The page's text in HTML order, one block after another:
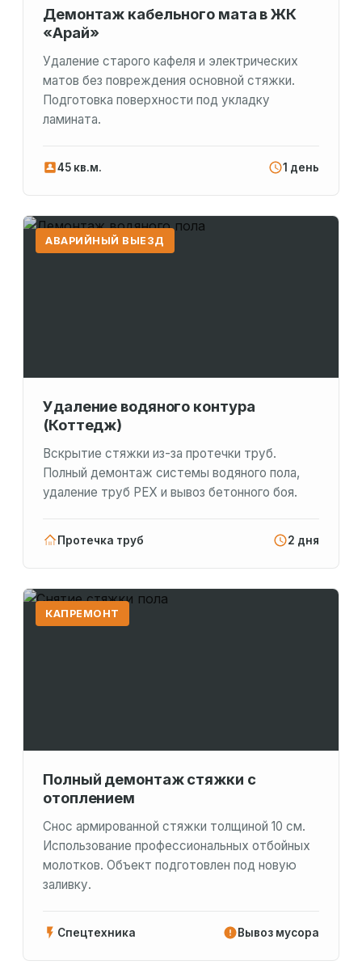
Демонтаж кабельного мата в ЖК
«Арай»
Удаление старого кафеля и электрических
матов без повреждения основной стяжки.
Подготовка поверхности под укладку
ламината.
45 кв.м. 1 день
АВАРИЙНЫЙ ВЫЕЗД
Удаление водяного контура
(Коттедж)
Вскрытие стяжки из-за протечки труб.
Полный демонтаж системы водяного пола,
удаление труб PEX и вывоз бетонного боя.
Протечка труб 2 дня
КАПРЕМОНТ
Полный демонтаж стяжки с
отоплением
Снос армированной стяжки толщиной 10 см.
Использование профессиональных отбойных
молотков. Объект подготовлен под новую
заливку.
Спецтехника Вывоз мусора